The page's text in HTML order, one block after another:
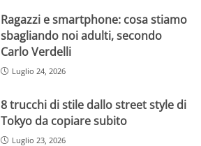
Ragazzi e smartphone: cosa stiamo
sbagliando noi adulti, secondo
Carlo Verdelli
Luglio 24, 2026
8 trucchi di stile dallo street style di
Tokyo da copiare subito
Luglio 23, 2026